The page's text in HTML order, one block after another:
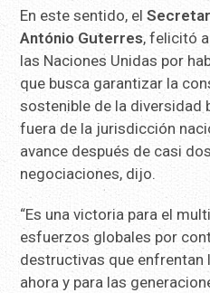
En este sentido, el
António Guterres, felicitó
las Naciones Unidas por
que busca garantizar la
sostenible de la diversidad
fuera de la jurisdicción
avance después de casi
negociaciones, dijo.
“Es una victoria para el
esfuerzos globales por
destructivas que enfrentan
ahora y para las